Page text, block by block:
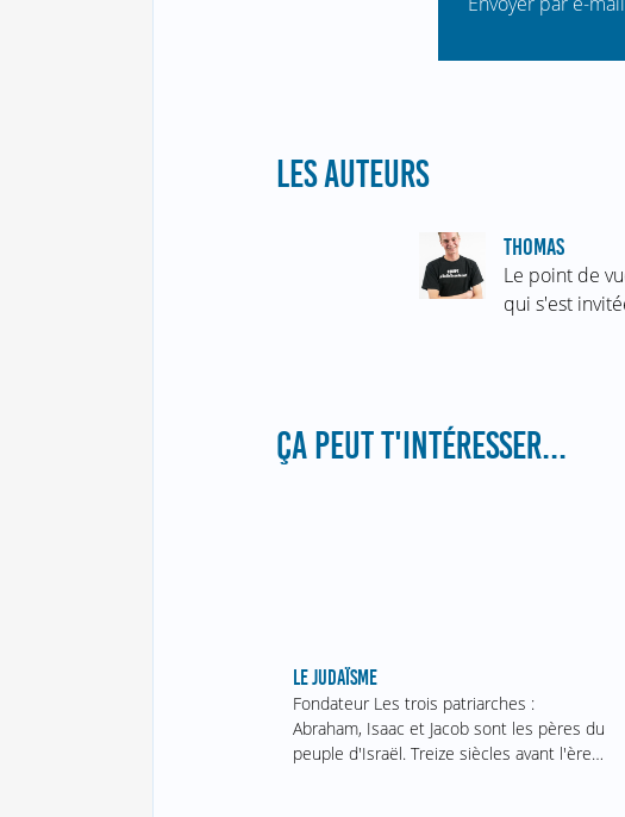
LES AUTEURS
THOMAS
Le point de
qui s'est
ÇA PEUT T'INTÉRESSER...
LE JUDAÏSME
Fondateur Les trois patriarches :
Abraham, Isaac et Jacob sont les pères du
peuple d'Israël. Treize siècles avant l'ère…